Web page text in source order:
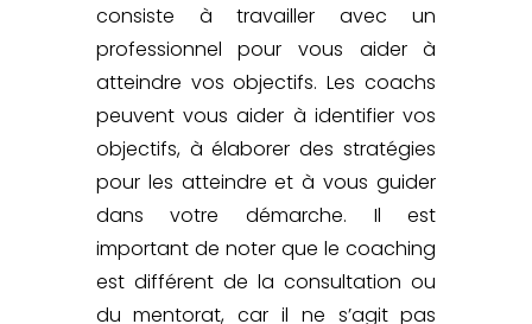
consiste à travailler avec un
professionnel pour vous aider à
atteindre vos objectifs. Les coachs
peuvent vous aider à identifier vos
objectifs, à élaborer des stratégies
pour les atteindre et à vous guider
dans votre démarche. Il est
important de noter que le coaching
est différent de la consultation ou
dumentorat, car il ne s’agit pas